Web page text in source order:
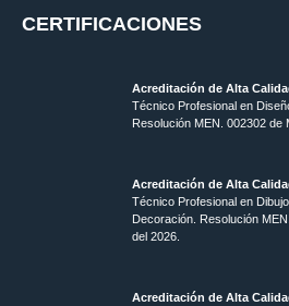
CERTIFICACIONES
Acreditación de Alta
Técnico Profesional en
Resolución MEN. 002302 de
Acreditación de Alta
Técnico Profesional en
Decoración. Resolución MEN.
del 2026.
Acreditación de Alta